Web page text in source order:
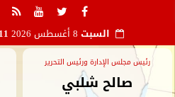
السبت
رئيس مجلس الإدارة ورئيس التحرير
صالح شلبي